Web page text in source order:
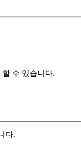
할 수 있습니다.
다.